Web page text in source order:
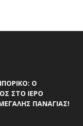
Ο
ΣΤΟ ΙΕΡΌ
ΠΑΝΑΓΊΑΣ!